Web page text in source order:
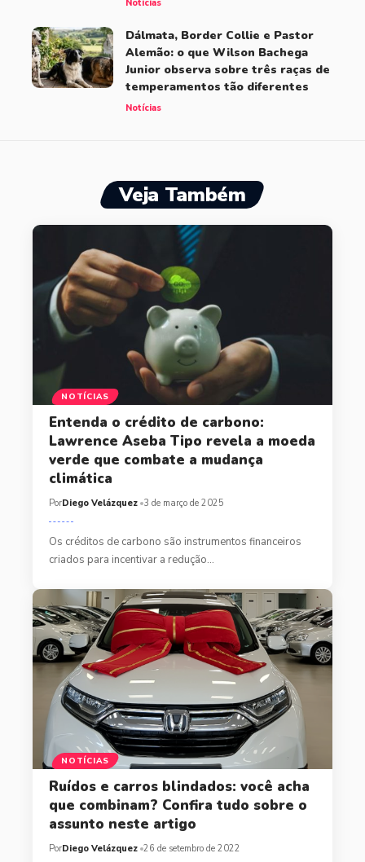
Notícias
Dálmata, Border Collie e Pastor
Alemão: o que Wilson Bachega
Junior observa sobre três raças de
temperamentos tão diferentes
Notícias
Veja Também
NOTÍCIAS
Entenda o crédito de carbono:
Lawrence Aseba Tipo revela a moeda
verde que combate a mudança
climática
PorDiego Velázquez 3 de março de 2025
Os créditos de carbono são instrumentos financeiros
criados para incentivar a redução…
NOTÍCIAS
Ruídos e carros blindados: você acha
que combinam? Confira tudo sobre o
assunto neste artigo
PorDiego Velázquez 26 de setembro de 2022